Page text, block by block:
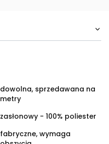
dowolna, sprzedawana na
metry
zasłonowy - 100% poliester
fabryczne, wymaga